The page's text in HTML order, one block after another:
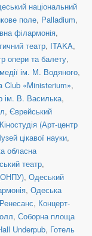
національний
поле, Palladium,
філармонія,
театр, ITAKA,
опери та балету,
ім. М. Водяного,
Club «Ministerium»,
ім. В. Василька,
, Єврейський
(Арт-центр
цікавої науки,
обласна
театр,
, Одеський
, Одеська
, Концерт-
, Соборна площа
Underpub, Готель